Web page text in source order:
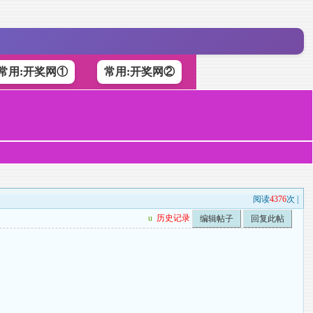
用:开奖网① 常用:开奖网②
阅读4376次 |
u 历史记录 编辑帖子 回复此帖